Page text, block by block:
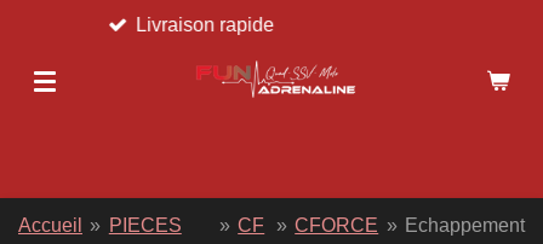
contenu
Livraison rapide
Accueil » PIECES
» CF
» CFORCE » Echappement